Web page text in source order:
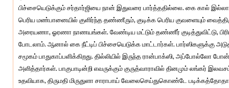
பிச்சையெடுக்கும் சர்தார்ஜியை நான் இதுவரை பார்த்ததில்லை. கை கால்
பெரிய மண்பானையில் குளிர்ந்த தண்ணீரும், குடிக்க பெரிய குவளையும்
அரையணா, ஓரணா நாணயங்கள். வேண்டிய மட்டும் தண்ணீர் குடித்துவிட்டு,
போடலாம். ஆனால் கை நீட்டிப் பிச்சையெடுக்க மாட்டார்கள். பார்ஸிகளுக்கு
சமூகம் பாதுகாப்பளிக்கிறது. தில்லியில் இருந்த ரான்பாக்ஸி, அப்போல்லோ
அளித்தார்கள். பாகுபாடின்றி எவருக்கும் குருத்வாராவில் தினமும் லங்கர்
உதவியாக, திருமதி மிருதுளா சாராபாய் வேலைசெய்துகொண்டே